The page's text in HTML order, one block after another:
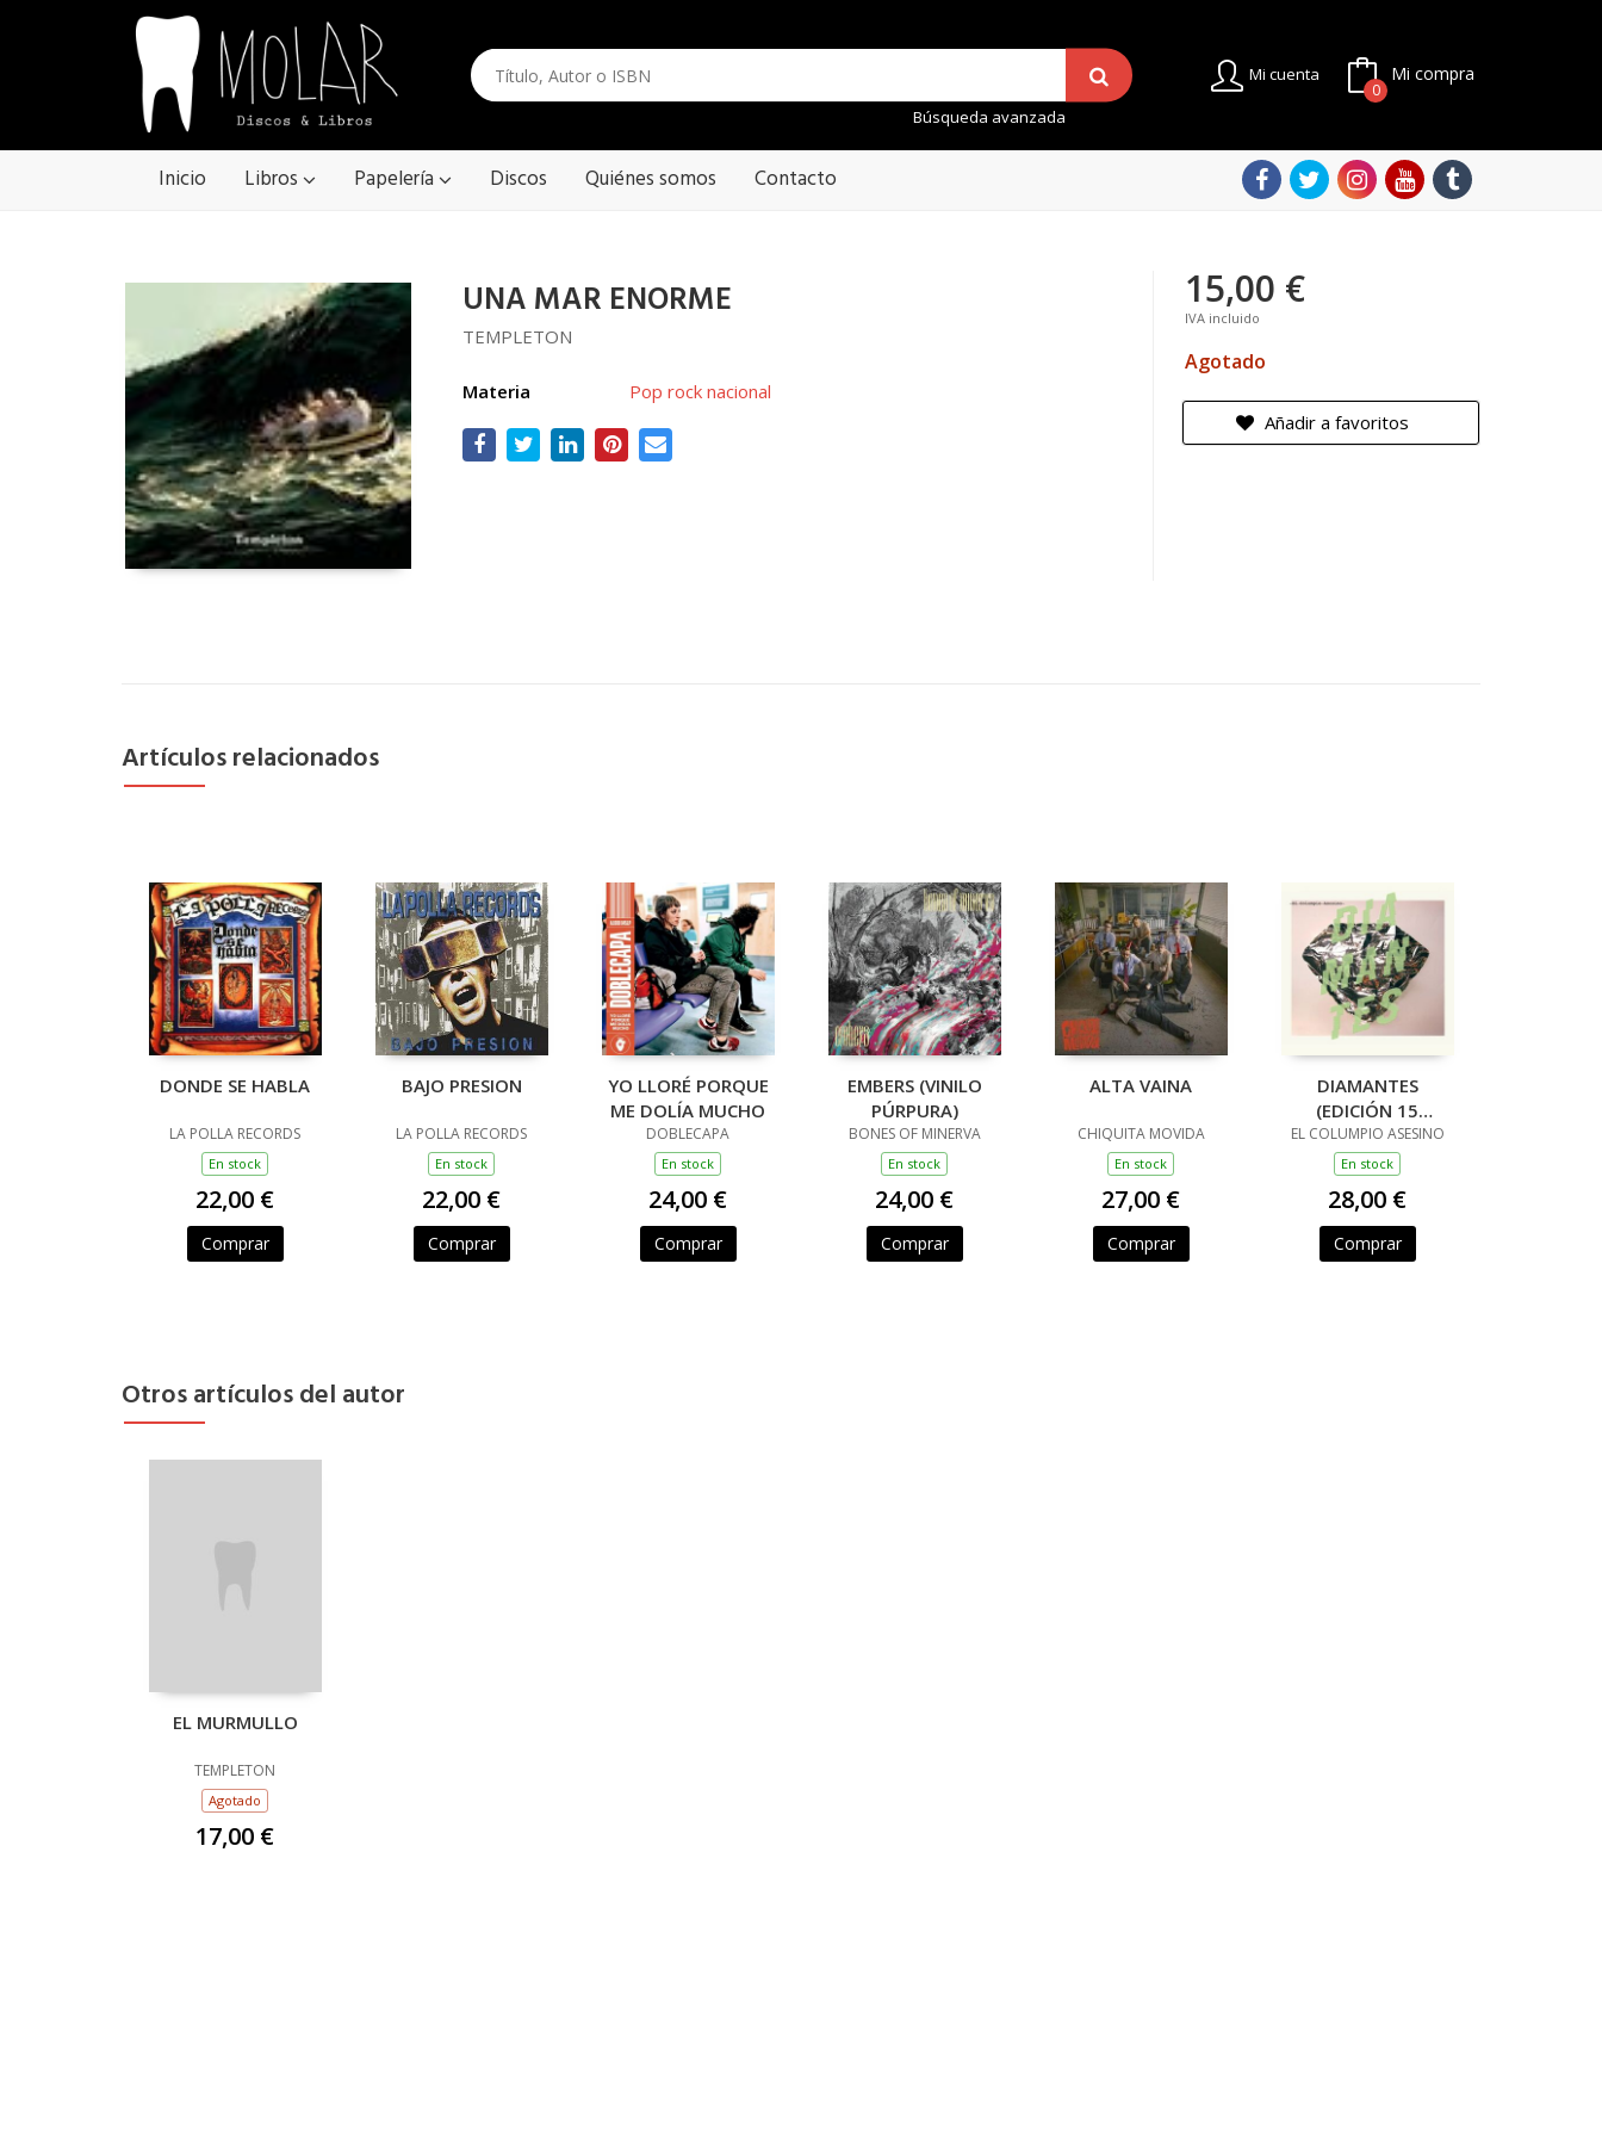
Búsqueda avanzada
Mi cuenta Mi compra
0
Inicio Libros Papelería Discos Quiénes somos Contacto
UNA MAR ENORME
TEMPLETON
Materia Pop rock nacional
15,00 €
IVA incluido
Agotado
Añadir a favoritos
Artículos relacionados
DONDE SE HABLA
LA POLLA RECORDS
En stock
22,00 €
Comprar
BAJO PRESION
LA POLLA RECORDS
En stock
22,00 €
Comprar
YO LLORÉ PORQUE
ME DOLÍA MUCHO
DOBLECAPA
En stock
24,00 €
Comprar
EMBERS (VINILO
PÚRPURA)
BONES OF MINERVA
En stock
24,00 €
Comprar
ALTA VAINA
CHIQUITA MOVIDA
En stock
27,00 €
Comprar
DIAMANTES
(EDICIÓN 15
ANIVERSARIO)
EL COLUMPIO ASESINO
En stock
28,00 €
Comprar
Otros artículos del autor
EL MURMULLO
TEMPLETON
Agotado
17,00 €